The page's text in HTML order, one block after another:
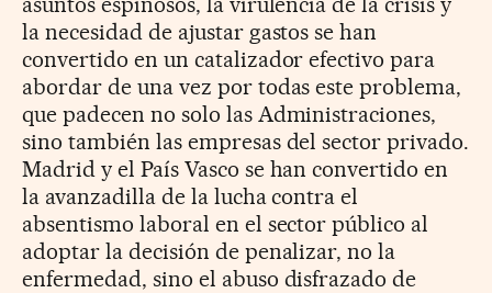
la necesidad de ajustar gastos se han
convertido en un catalizador efectivo para
abordar de una vez por todas este problema,
que padecen no solo las Administraciones,
sino también las empresas del sector privado.
Madrid y el País Vasco se han convertido en
la avanzadilla de la lucha contra el
absentismo laboral en el sector público al
adoptar la decisión de penalizar, no la
enfermedad, sino el abuso disfrazado de